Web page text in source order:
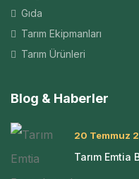
Gıda
Tarım Ekipmanları
Tarım Ürünleri
Blog & Haberler
20 Temmuz
Tarım Emtia